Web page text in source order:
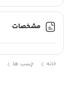
عرض :
رنگ :
کاربرد :
مشخصات
خانه چسب ها